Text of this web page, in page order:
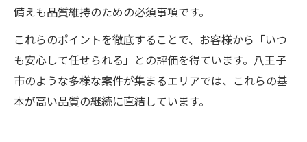
備えも品質維持のための必須事項です。
これらのポイントを徹底することで、お客様から「いつ
も安心して任せられる」との評価を得ています。八王子
市のような多様な案件が集まるエリアでは、これらの基
本が高い品質の継続に直結しています。